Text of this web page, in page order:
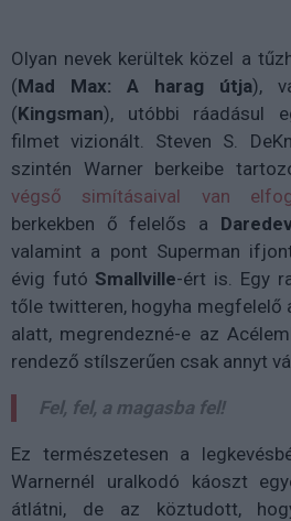
Olyan nevek kerültek közel a
(Mad Max: A harag útja),
(Kingsman), utóbbi ráadásul
filmet vizionált. Steven S.
szintén Warner berkeibe
végső simításaival van
berkekben ő felelős a
valamint a pont Superman
évig futóSmallville-ért is. Egy
tőle twitteren, hogyha megfelelő
alatt, megrendezné-e az
rendező stílszerűen csak annyt
Fel, fel, a magasba fel!
Ez természetesen a
Warnernél uralkodó káoszt
átlátni, de az köztudott,